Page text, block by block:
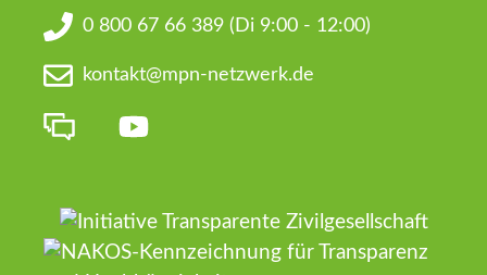
0 800 67 66 389 (Di 9:00 - 12:00)
kontakt@mpn-netzwerk.de